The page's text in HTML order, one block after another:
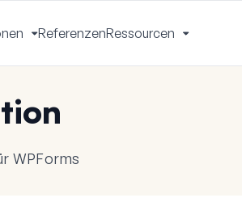
Menü
umschalten
ReferenzenRessourcen
WPForms